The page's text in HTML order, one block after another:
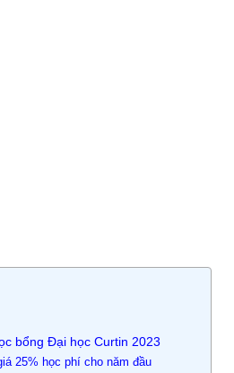
bổng Đại học Curtin 2023
25% học phí cho năm đầu